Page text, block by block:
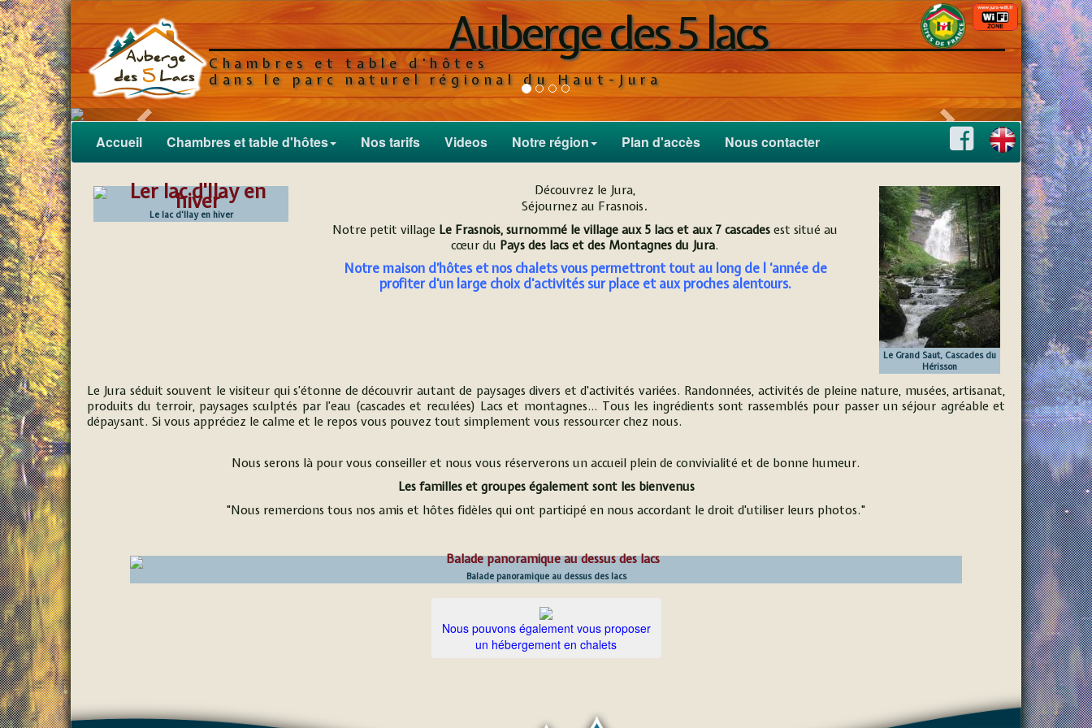
Auberge des 5 lacs
Chambres et table d'hôtes
dans le parc naturel régional du Haut-Jura
Laurence et Philippe vous accueillent chaleureusement dans une ancienne ferme entièrement rénovée et
vous proposent 5 chambres d'hôtes confortables classées 3 épis et agréées Gîtes de France
prédent suivant
Accueil Chambres et table d'hôtes Nos tarifs Videos Notre région Plan d'accès Nous contacter
Le lac d'Ilay en hiver
Découvrez le Jura,
Séjournez au Frasnois.
Notre petit village Le Frasnois, surnommé le village aux 5 lacs et aux 7 cascades est situé au
cœur du Pays des lacs et des Montagnes du Jura.
Notre maison d’hôtes et nos chalets vous permettront tout au long de l ‘année de
profiter d'un large choix d'activités sur place et aux proches alentours.
Le Grand Saut, Cascades du
Hérisson
Le Jura séduit souvent le visiteur qui s’étonne de découvrir autant de paysages divers et d'activités variées. Randonnées, activités de pleine nature, musées, artisanat,
produits du terroir, paysages sculptés par l’eau (cascades et reculées) Lacs et montagnes… Tous les ingrédients sont rassemblés pour passer un séjour agréable et
dépaysant. Si vous appréciez le calme et le repos vous pouvez tout simplement vous ressourcer chez nous.
Nous serons là pour vous conseiller et nous vous réserverons un accueil plein de convivialité et de bonne humeur.
Les familles et groupes également sont les bienvenus
"Nous remercions tous nos amis et hôtes fidèles qui ont participé en nous accordant le droit d'utiliser leurs photos."
Balade panoramique au dessus des lacs
Nous pouvons également vous proposer
un hébergement en chalets